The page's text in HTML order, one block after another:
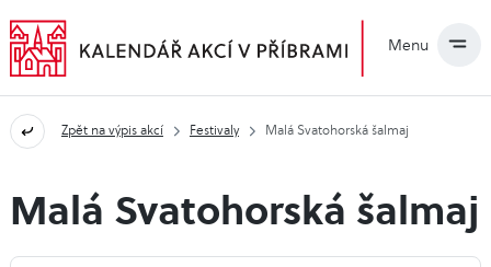
Menu
Zpět na výpis akcí Festivaly Malá Svatohorská šalmaj
Malá Svatohorská šalmaj